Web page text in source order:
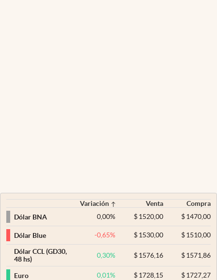
Variación Venta
Compra
Dólar BNA
0,00% $ 1520,00 $1470,00
Dólar Blue -0,65% $ 1530,00 $1510,00
Dólar CCL (GD30,
48 hs)
0,30% $ 1576,16 $1571,86
Euro 0,01% $ 1728,15 $1727,27